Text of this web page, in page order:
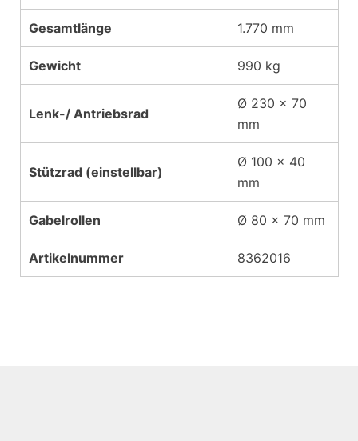
Gesamtlänge 1.770 mm
Gewicht 990 kg
Lenk-/ Antriebsrad
Ø 230 x 70
mm
Stützrad (einstellbar)
Ø 100 x 40
mm
Gabelrollen Ø 80 x 70 mm
Artikelnummer 8362016